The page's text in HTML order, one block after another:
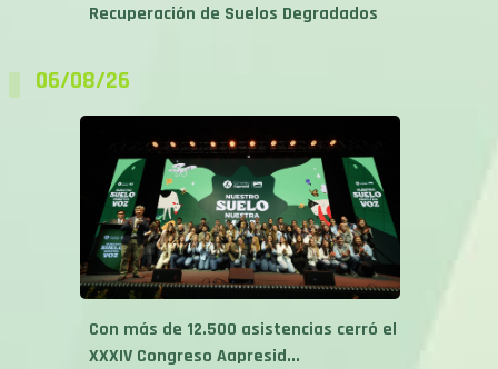
Recuperación de Suelos Degradados
06/08/26
Con más de 12.500 asistencias cerró el
XXXIV Congreso Aapresid...